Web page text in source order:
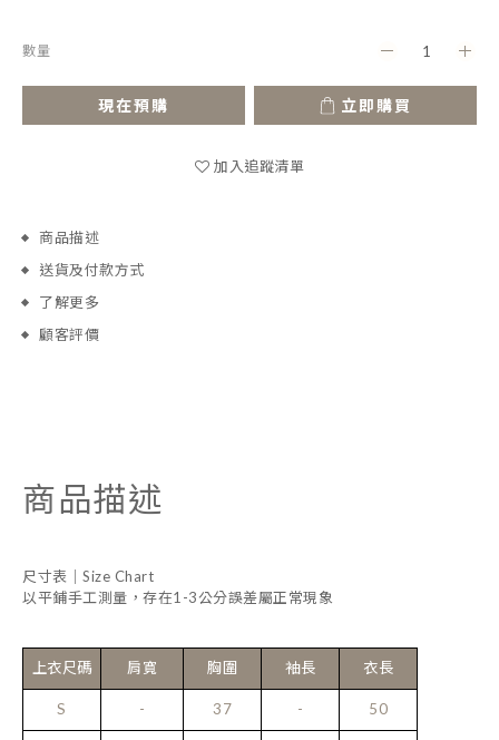
數量
現在預購 立即購買
加入追蹤清單
商品描述
送貨及付款方式
了解更多
顧客評價
商品描述
尺寸表｜Size Chart
以平鋪手工測量，存在1-3公分誤差屬正常現象
上衣尺碼 肩寬 胸圍 袖長 衣長
S - 37 - 50